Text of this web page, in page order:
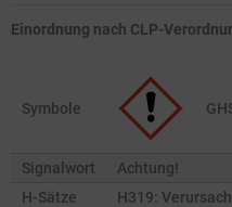
Einordnung nach CLP-
Symbole
Signalwort
Achtung!
H-Sätze
H319: